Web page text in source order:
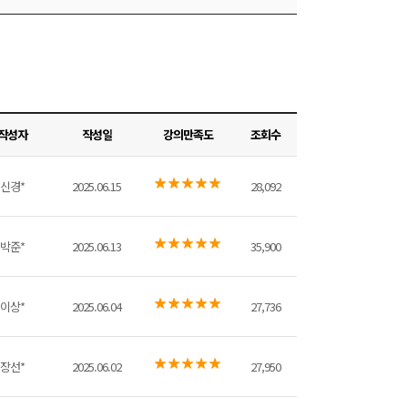
성자 작성일 강의만족도 조회수
신경* 2025.06.15 28,092
박준* 2025.06.13 35,900
이상* 2025.06.04 27,736
장선* 2025.06.02 27,950